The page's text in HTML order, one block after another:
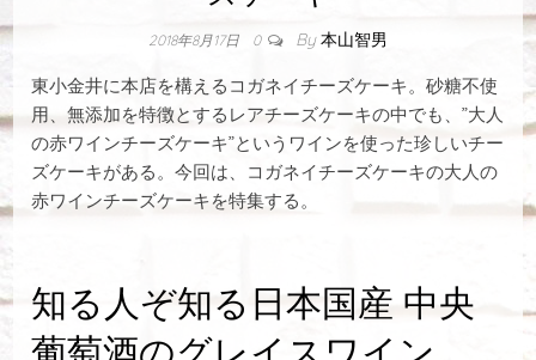
2018年8月17日 0 By 本山智男
東小金井に本店を構えるコガネイチーズケーキ。砂糖不使
用、無添加を特徴とするレアチーズケーキの中でも、”大人
の赤ワインチーズケーキ”というワインを使った珍しいチー
ズケーキがある。今回は、コガネイチーズケーキの大人の
赤ワインチーズケーキを特集する。
知る人ぞ知る日本国産 中央